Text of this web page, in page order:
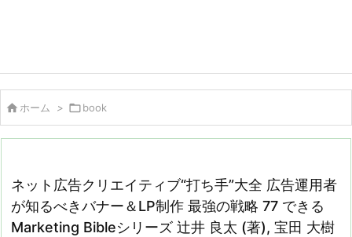
ホーム > book
ネット広告クリエイティブ“打ち手”大全 広告運用者
が知るべきバナー＆LP制作 最強の戦略 77 できる
Marketing Bibleシリーズ 辻井 良太 (著), 宝田 大樹